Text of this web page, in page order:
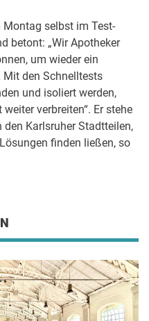
selbst im Test-
betont: „Wir Apotheker
um wieder ein
Mit den Schnelltests
und isoliert werden,
verbreiten“. Er stehe
Karlsruher Stadtteilen,
finden ließen, so